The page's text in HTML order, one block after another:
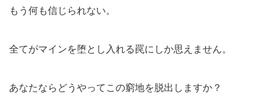
もう何も信じられない。
全てがマインを堕とし入れる罠にしか思えません。
あなたならどうやってこの窮地を脱出しますか？